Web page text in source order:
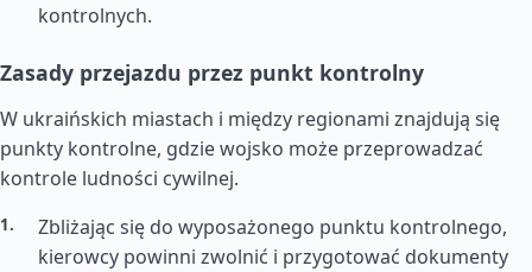
kontrolnych.
Zasady przejazdu przez punkt kontrolny
W ukraińskich miastach i między regionami znajdują się
punkty kontrolne, gdzie wojsko może przeprowadzać
kontrole ludności cywilnej.
Zbliżając się do wyposażonego punktu kontrolnego,
kierowcy powinni zwolnić i przygotować dokumenty